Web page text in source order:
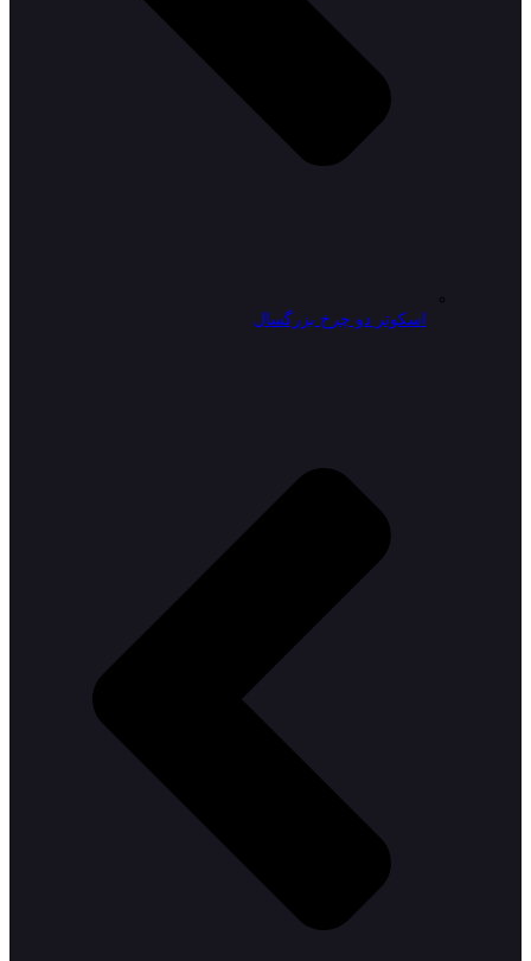
اسکوتر دو چرخ بزرگسال